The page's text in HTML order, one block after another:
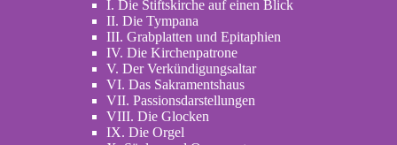
I. Die Stiftskirche auf einen Blick
II. Die Tympana
III. Grabplatten und Epitaphien
IV. Die Kirchenpatrone
V. Der Verkündigungsaltar
VI. Das Sakramentshaus
VII. Passionsdarstellungen
VIII. Die Glocken
IX. Die Orgel